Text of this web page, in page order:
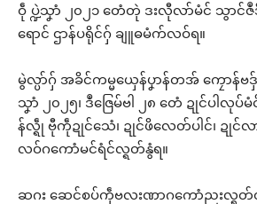
ဝဵု ပ္ဍဲသၞာံ ၂၀၂၁ တေံတုဲ ဒးလီုလာ်မံင် သွာ
ရောင် ဌာန်ပရိုင်ဂှ် ချူဓမံက်လဝ်ရ။
မွဲလ္ပာ်ဂှ် အခိင်ကမ္မယှေန်ပၞာန်တအ် ကၠောန်ဗဒှ်
သၞာံ ၂၀၂၅၊ ဒဳဇြေမ်ဗါ ၂၈ တေံ ဍုင်ပါလုပ်
န်လ္ရဵု ဗီုကဵုဍုင်သေံ၊ ဍုင်ဖိလေတ်ပါင်၊ ဍု
လဝ်ဂကောံမင်ရံင်လ္ရတ်နွံရ။
ဆဂး ဆေင်စပ်ကဵုဗလးဏာဂကောံညးလ္